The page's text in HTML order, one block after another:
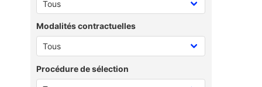
Modalités contractuelles
Procédure de sélection